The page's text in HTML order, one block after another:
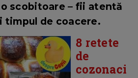
scobitoare – fii atentă
timpul de coacere.
8 retete
de
cozonaci